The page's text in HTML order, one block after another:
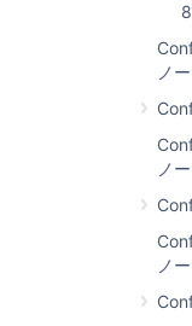
ノ
ノ
ノ
インラ
DATA
ページ ツー
を選択する
示している
単に見つけ
ページや、
す。もうイ
スクリーン
ません。